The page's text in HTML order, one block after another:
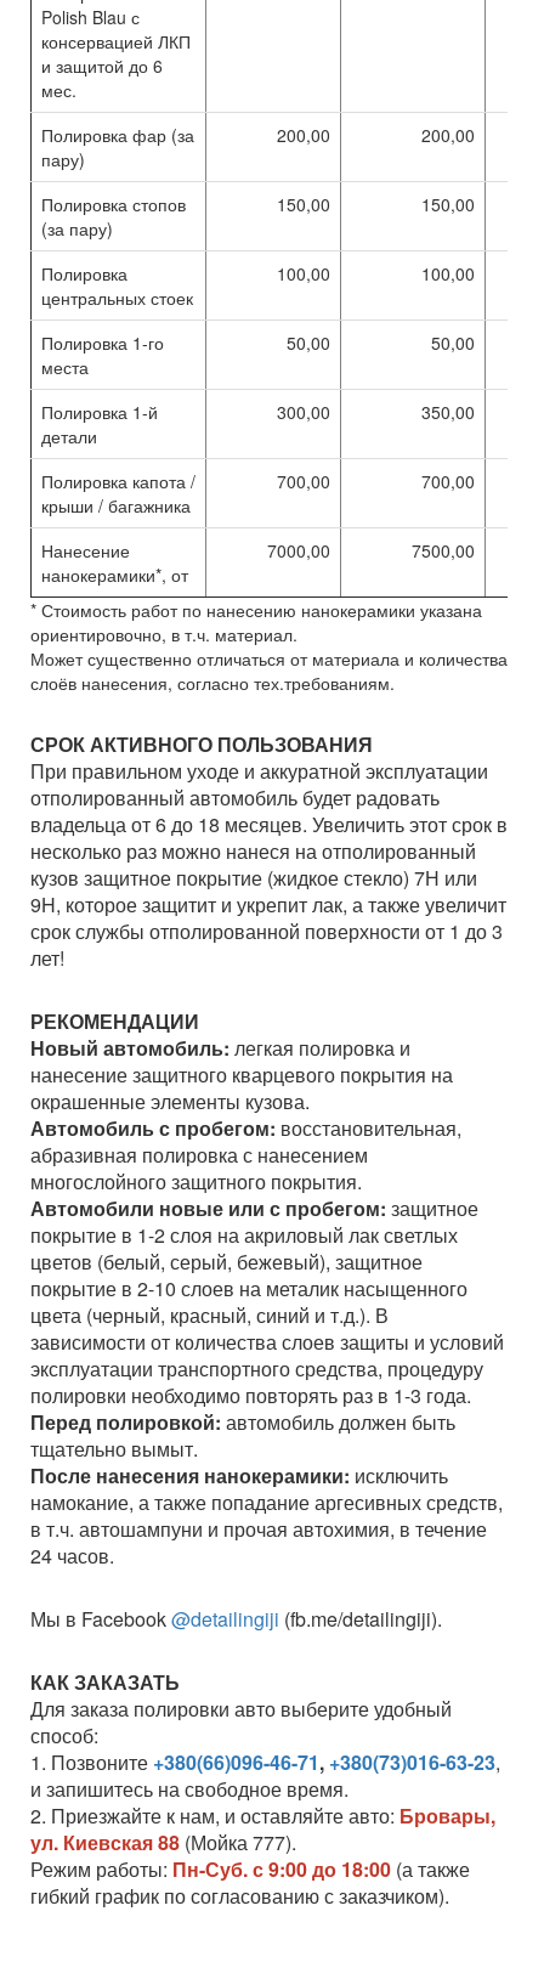
Polish Blau с
консервацией ЛКП
и защитой до 6
мес.
Полировка фар (за
пару)
200,00 200,00
Полировка стопов
(за пару)
150,00 150,00
Полировка
центральных стоек
100,00 100,00
Полировка 1-го
места
50,00 50,00
Полировка 1-й
детали
300,00 350,00
Полировка капота /
крыши / багажника
700,00 700,00
Нанесение
нанокерамики*, от
7000,00 7500,00
* Стоимость работ по нанесению нанокерамики указана
ориентировочно, в т.ч. материал.
Может существенно отличаться от материала и количества
слоёв нанесения, согласно тех.требованиям.
СРОК АКТИВНОГО ПОЛЬЗОВАНИЯ
При правильном уходе и аккуратной эксплуатации
отполированный автомобиль будет радовать
владельца от 6 до 18 месяцев. Увеличить этот срок в
несколько раз можно нанеся на отполированный
кузов защитное покрытие (жидкое стекло) 7Н или
9H, которое защитит и укрепит лак, а также увеличит
срок службы отполированной поверхности от 1 до 3
лет!
РЕКОМЕНДАЦИИ
Новый автомобиль: легкая полировка и
нанесение защитного кварцевого покрытия на
окрашенные элементы кузова.
Автомобиль с пробегом: восстановительная,
абразивная полировка с нанесением
многослойного защитного покрытия.
Автомобили новые или с пробегом: защитное
покрытие в 1-2 слоя на акриловый лак светлых
цветов (белый, серый, бежевый), защитное
покрытие в 2-10 слоев на металик насыщенного
цвета (черный, красный, синий и т.д.). В
зависимости от количества слоев защиты и условий
эксплуатации транспортного средства, процедуру
полировки необходимо повторять раз в 1-3 года.
Перед полировкой: автомобиль должен быть
тщательно вымыт.
После нанесения нанокерамики: исключить
намокание, а также попадание аргесивных средств,
в т.ч. автошампуни и прочая автохимия, в течение
24 часов.
Мы в Facebook@detailingiji (fb.me/detailingiji).
КАК ЗАКАЗАТЬ
Для заказа полировки авто выберите удобный
способ:
1. Позвоните +380(66)096-46-71, +380(73)016-63-23,
и запишитесь на свободное время.
2. Приезжайте к нам, и оставляйте авто: Бровары,
ул. Киевская 88 (Мойка 777).
Режим работы: Пн-Суб. с 9:00 до 18:00 (а также
гибкий график по согласованию с заказчиком).